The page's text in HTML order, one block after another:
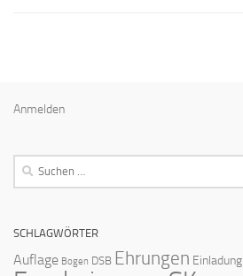
Anmelden
Suchen
SCHLAGWÖRTER
Auflage Bogen DSB Ehrungen Einladung